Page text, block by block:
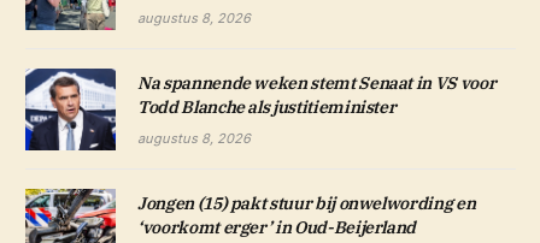
augustus 8, 2026
Na spannende weken stemt Senaat in VS voor
Todd Blanche als justitieminister
augustus 8, 2026
Jongen (15) pakt stuur bij onwelwording en
‘voorkomt erger’ in Oud-Beijerland